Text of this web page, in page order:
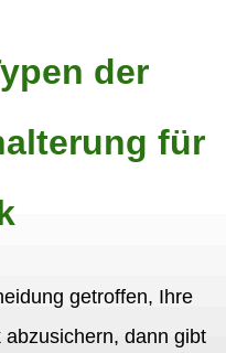
der
für
getroffen, Ihre
dann gibt